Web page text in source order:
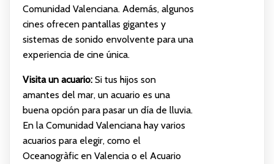
Comunidad Valenciana. Además, algunos
cines ofrecen pantallas gigantes y
sistemas de sonido envolvente para una
experiencia de cine única.
Visita un acuario:Si tus hijos son
amantes del mar, un acuario es una
buena opción para pasar un día de lluvia.
En la Comunidad Valenciana hay varios
acuarios para elegir, como el
Oceanogràfic en Valencia o el Acuario